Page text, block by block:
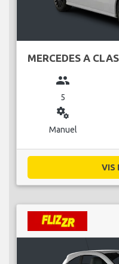
MERCEDES A
group
5
miscellaneous_services
Manuel
VIS